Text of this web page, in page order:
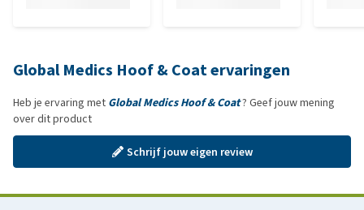
Global Medics Hoof & Coat ervaringen
Heb je ervaring met Global Medics Hoof & Coat? Geef jouw mening
over dit product
Schrijf jouw eigen review